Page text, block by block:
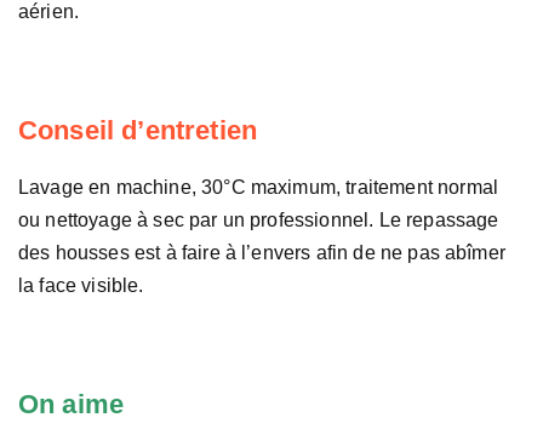
aérien.
Conseil d’entretien
Lavage en machine, 30°C maximum, traitement normal
ou nettoyage à sec par un professionnel. Le repassage
des housses est à faire à l’envers afin de ne pas abîmer
la face visible.
On aime